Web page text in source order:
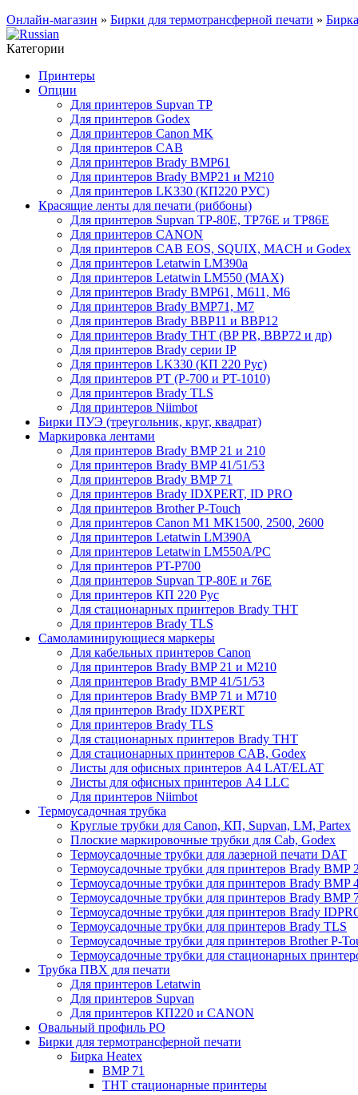
Онлайн-магазин » Бирки для термотрансферной печати »
Категории
Принтеры
Опции
Для принтеров Supvan TP
Для принтеров Godex
Для принтеров Canon MK
Для принтеров CAB
Для принтеров Brady BMP61
Для принтеров Brady BMP21 и M210
Для принтеров LK330 (КП220 РУС)
Красящие ленты для печати (риббоны)
Для принтеров Supvan TP-80E, TP76E и TP86E
Для принтеров CANON
Для принтеров CAB EOS, SQUIX, MACH и Godex
Для принтеров Letatwin LM390a
Для принтеров Letatwin LM550 (MAX)
Для принтеров Brady BMP61, M611, M6
Для принтеров Brady BMP71, M7
Для принтеров Brady BBP11 и BBP12
Для принтеров Brady THT (BP PR, BBP72 и др)
Для принтеров Brady серии IP
Для принтеров LK330 (КП 220 Рус)
Для принтеров PT (P-700 и PT-1010)
Для принтеров Brady TLS
Для принтеров Niimbot
Бирки ПУЭ (треугольник, круг, квадрат)
Маркировка лентами
Для принтеров Brady BMP 21 и 210
Для принтеров Brady BMP 41/51/53
Для принтеров Brady BMP 71
Для принтеров Brady IDXPERT, ID PRO
Для принтеров Brother P-Touch
Для принтеров Canon M1 MK1500, 2500, 2600
Для принтеров Letatwin LM390A
Для принтеров Letatwin LM550A/PC
Для принтеров PT-P700
Для принтеров Supvan TP-80E и 76E
Для принтеров КП 220 Рус
Для стационарных принтеров Brady THT
Для принтеров Brady TLS
Самоламинирующиеся маркеры
Для кабельных принтеров Canon
Для принтеров Brady BMP 21 и M210
Для принтеров Brady BMP 41/51/53
Для принтеров Brady BMP 71 и M710
Для принтеров Brady IDXPERT
Для принтеров Brady TLS
Для стационарных принтеров Brady THT
Для стационарных принтеров CAB, Godex
Листы для офисных принтеров А4 LAT/ELAT
Листы для офисных принтеров А4 LLC
Для принтеров Niimbot
Термоусадочная трубка
Круглые трубки для Canon, КП, Supvan, LM, Partex
Плоские маркировочные трубки для Cab, Godex
Термоусадочные трубки для лазерной печати DAT
Термоусадочные трубки для принтеров Brady BMP
Термоусадочные трубки для принтеров Brady BMP
Термоусадочные трубки для принтеров Brady BMP
Термоусадочные трубки для принтеров Brady
Термоусадочные трубки для принтеров Brady TLS
Термоусадочные трубки для принтеров Brother P-
Термоусадочные трубки для стационарных
Трубка ПВХ для печати
Для принтеров Letatwin
Для принтеров Supvan
Для принтеров КП220 и CANON
Овальный профиль PO
Бирки для термотрансферной печати
Бирка Heatex
BMP 71
THT стационарные принтеры